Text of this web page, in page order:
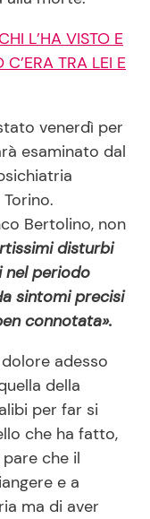
L’HA VISTO E
TRA LEI E
venerdì per
esaminato dal
Bertolino, non
disturbi
nel periodo
sintomi precisi
connotata».
adesso
della
per far si
che ha fatto,
che il
e a
ma di aver